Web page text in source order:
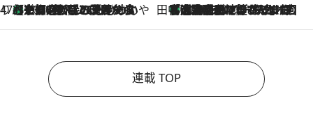
47都道府県の手みやげ ひんやりスイーツで夏を満喫
2026.8.7
【京都府】この夏絶対食べたい 冷やしておいしいおやつ3選 ひと口目から心を掴む新緑のテリーヌ 田中稲の勝手に再ブーム
2026.8.7
「湘南乃風に憧れて」観客大盛上がりの“タオル回し”に、ラッパー顔負けの高速歌唱まで…さだまさし（74）のアグレッシブすぎる現在地
連載 TOP